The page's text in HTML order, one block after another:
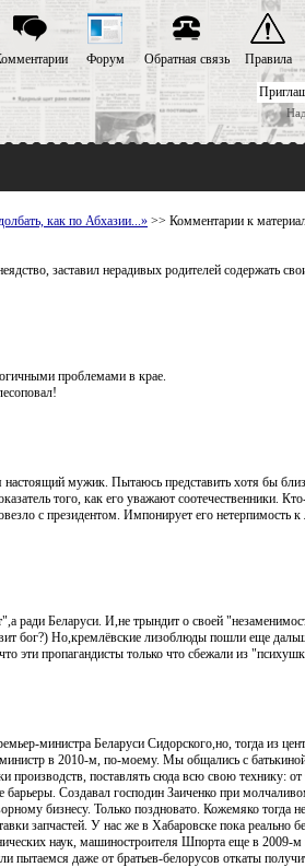
Форум Обратная связь Правила
как по Абхазии...» >> Комментарии к
заставил нерадивых родителей содержать
проблемами в крае.
мужик. Пытаюсь представить хотя бы
того, как его уважают соотечественники.
с президентом. Импонирует его
ради Беларуси. И,не трындит о своей
бог?) Но,кремлёвские лизоблюды пошли еще
эти пропагандисты только что сбежали из
министра Беларуси Сидорского,но, тогда из
в 2010-м, по-моему. Мы общались с батькиной
поставлять сюда всю свою технику:
Создавал господин Заиченко при
бизнесу. Только поздновато. Кожемяко тогда
запчастей. У нас же в Хабаровске пока реально
наук, машиностроителя Шпорта еще в
даже от братьев-белорусов откаты